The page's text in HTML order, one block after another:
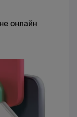
онлайн